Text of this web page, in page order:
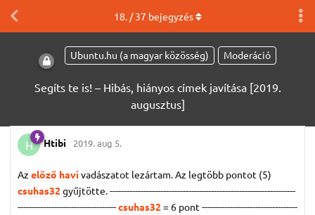
Ubuntu.hu (a magyar közösség) Moderáció
Segíts te is! – Hibás, hiányos címek javítása [2019.
augusztus]
18. /37 bejegyzés
H Htibi 2019. aug 5.
Az előző havivadászatot lezártam. Az legtöbb pontot (5)
csuhas32gyűjtötte. ------------------------------------------------------------------
-----------------------------------csuhas32= 6 pont ----------------------------------